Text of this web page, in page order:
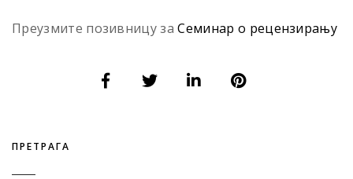
Преузмите позивницу заСеминар о рецензирању
ПРЕТРАГА